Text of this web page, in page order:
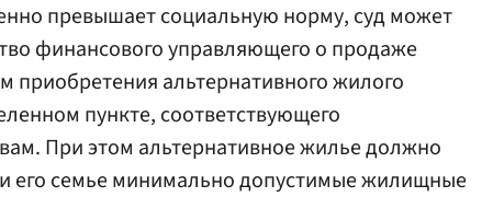
превышает социальную норму, суд может
финансового управляющего о продаже
приобретения альтернативного жилого
пункте, соответствующего
При этом альтернативное жилье должно
его семье минимально допустимые жилищные